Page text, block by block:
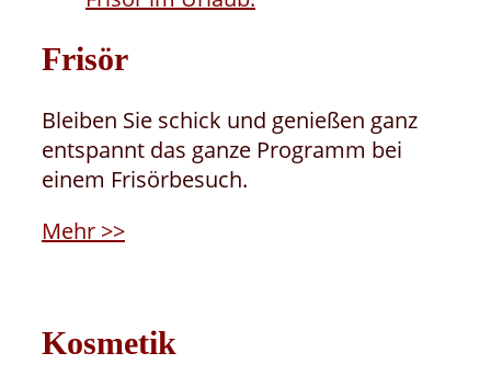
Frisör
Bleiben Sie schick und genießen ganz
entspannt das ganze Programm bei
einem Frisörbesuch.
Mehr >>
Kosmetik